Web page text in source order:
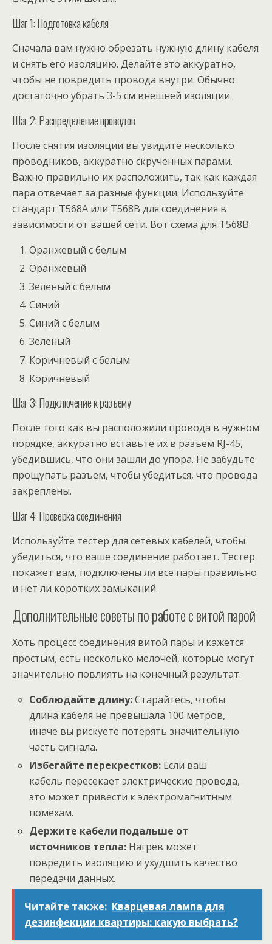
Шаг 1: Подготовка кабеля
Сначала вам нужно обрезать нужную длину кабеля
и снять его изоляцию. Делайте это аккуратно,
чтобы не повредить провода внутри. Обычно
достаточно убрать 3-5 см внешней изоляции.
Шаг 2: Распределение проводов
После снятия изоляции вы увидите несколько
проводников, аккуратно скрученных парами.
Важно правильно их расположить, так как каждая
пара отвечает за разные функции. Используйте
стандарт T568A или T568B для соединения в
зависимости от вашей сети. Вот схема для T568B:
Оранжевый с белым
Оранжевый
Зеленый с белым
Синий
Синий с белым
Зеленый
Коричневый с белым
Коричневый
Шаг 3: Подключение к разъему
После того как вы расположили провода в нужном
порядке, аккуратно вставьте их в разъем RJ-45,
убедившись, что они зашли до упора. Не забудьте
прощупать разъем, чтобы убедиться, что провода
закреплены.
Шаг 4: Проверка соединения
Используйте тестер для сетевых кабелей, чтобы
убедиться, что ваше соединение работает. Тестер
покажет вам, подключены ли все пары правильно
и нет ли коротких замыканий.
Дополнительные советы по работе с витой парой
Хоть процесс соединения витой пары и кажется
простым, есть несколько мелочей, которые могут
значительно повлиять на конечный результат:
Соблюдайте длину:Старайтесь, чтобы
длина кабеля не превышала 100 метров,
иначе вы рискуете потерять значительную
часть сигнала.
Избегайте перекрестков: Если ваш
кабель пересекает электрические провода,
это может привести к электромагнитным
помехам.
Держите кабели подальше от
источников тепла: Нагрев может
повредить изоляцию и ухудшить качество
передачи данных.
Читайте также: Кварцевая лампа для
дезинфекции квартиры: какую выбрать?